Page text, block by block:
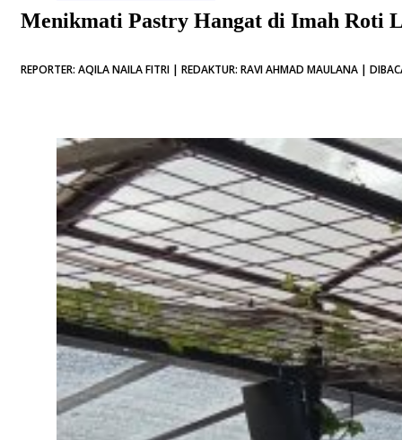
Menikmati Pastry Hangat di Imah Roti
REPORTER: AQILA NAILA FITRI | REDAKTUR: RAVI AHMAD MAULANA |